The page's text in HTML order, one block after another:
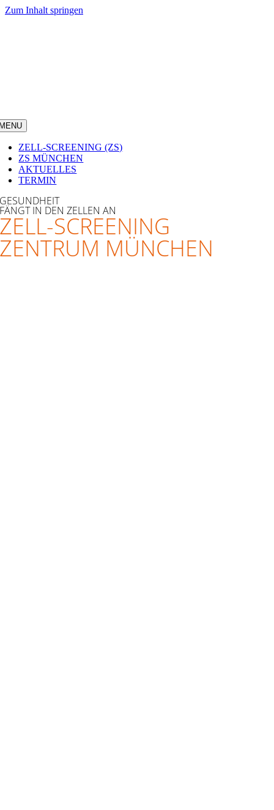
Zum Inhalt springen
ZELL-SCREENING (ZS)
ZS MÜNCHEN
AKTUELLES
TERMIN
GESUNDHEIT
FÄNGT IN DEN ZELLEN AN
ZELL-SCREENING
ZENTRUM MÜNCHEN